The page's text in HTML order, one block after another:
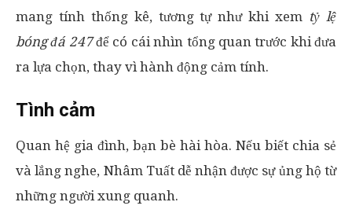
mang tính thống kê, tương tự như khi xem tỷ lệ
bóng đá 247để có cái nhìn tổng quan trước khi đưa
ra lựa chọn, thay vì hành động cảm tính.
Tình cảm
Quan hệ gia đình, bạn bè hài hòa. Nếu biết chia sẻ
và lắng nghe, Nhâm Tuất dễ nhận được sự ủng hộ từ
những người xung quanh.